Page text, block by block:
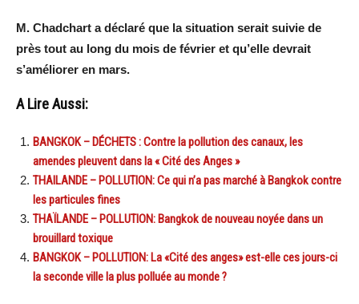
M. Chadchart a déclaré que la situation serait suivie de
près tout au long du mois de février et qu’elle devrait
s’améliorer en mars.
A Lire Aussi:
BANGKOK – DÉCHETS : Contre la pollution des canaux, les
amendes pleuvent dans la « Cité des Anges »
THAILANDE – POLLUTION: Ce qui n’a pas marché à Bangkok contre
les particules fines
THAÏLANDE – POLLUTION: Bangkok de nouveau noyée dans un
brouillard toxique
BANGKOK – POLLUTION: La «Cité des anges» est-elle ces jours-ci
la seconde ville la plus polluée au monde ?